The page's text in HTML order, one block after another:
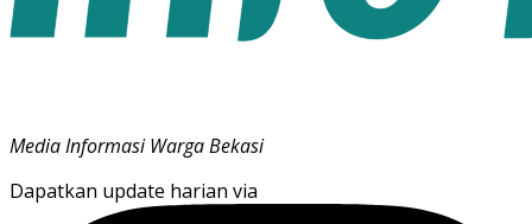
Media Informasi Warga Bekasi
Dapatkan update harian via